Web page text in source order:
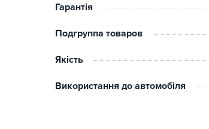
Гарантія
Подгруппа товаров
Якість
Використання до автомобіля